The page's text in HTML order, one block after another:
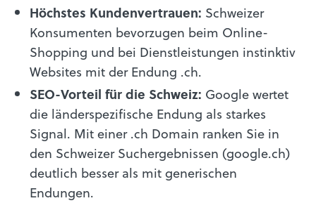
Höchstes Kundenvertrauen: Schweizer
Konsumenten bevorzugen beim Online-
Shopping und bei Dienstleistungen instinktiv
Websites mit der Endung .ch.
SEO-Vorteil für die Schweiz: Google wertet
die länderspezifische Endung als starkes
Signal. Mit einer .ch Domain ranken Sie in
den Schweizer Suchergebnissen (google.ch)
deutlich besser als mit generischen
Endungen.